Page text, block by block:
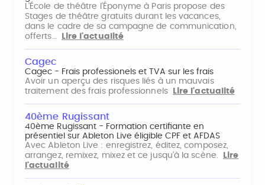
L'École de théâtre l'Éponyme à Paris propose des
Stages de théâtre gratuits durant les vacances,
dans le cadre de sa campagne de communication,
offerts…
Lire l'actualité
Cagec
Cagec - Frais professionels et TVA sur les frais
Avoir un aperçu des risques liés à un mauvais
traitement des frais professionnels
Lire l'actualité
40ème Rugissant
40ème Rugissant - Formation certifiante en
présentiel sur Ableton Live éligible CPF et AFDAS
Avec Ableton Live : enregistrez, éditez, composez,
arrangez, remixez, mixez et ce jusqu'à la scène.
Lire
l'actualité